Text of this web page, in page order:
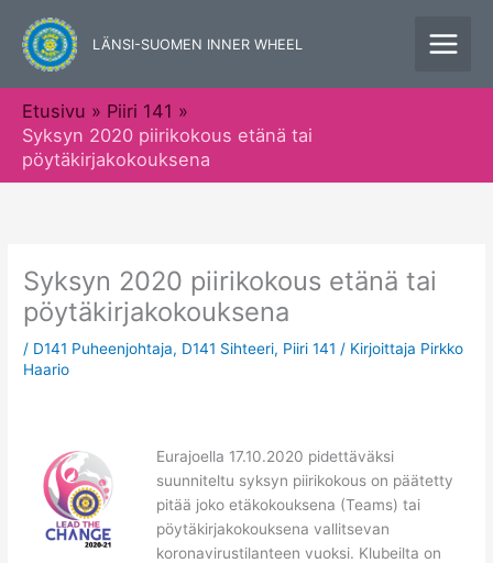
sisältöön
LÄNSI-SUOMEN INNER WHEEL
Etusivu
Piiri 141
Syksyn 2020 piirikokous etänä tai
pöytäkirjakokouksena
Syksyn 2020 piirikokous etänä tai
pöytäkirjakokouksena
/ D141 Puheenjohtaja, D141 Sihteeri, Piiri 141 / Kirjoittaja Pirkko
Haario
Eurajoella 17.10.2020 pidettäväksi
suunniteltu syksyn piirikokous on päätetty
pitää joko etäkokouksena (Teams) tai
pöytäkirjakokouksena vallitsevan
koronavirustilanteen vuoksi. Klubeilta on